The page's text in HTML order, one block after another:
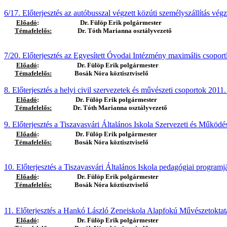
6/17. Előterjesztés az autóbusszal végzett közúti személyszállítás
Előadó:
Dr. Fülöp Erik polgármester
Témafelelős: Dr. Tóth Marianna osztályvezető
7/20. Előterjesztés az Egyesített Óvodai Intézmény maximális
Előadó:
Dr. Fülöp Erik polgármester
Témafelelős: Bosák Nóra köztisztviselő
8. Előterjesztés a helyi civil szervezetek és művészeti csoportok
Előadó:
Dr. Fülöp Erik polgármester
Témafelelős: Dr. Tóth Marianna osztályvezető
9. Előterjesztés a Tiszavasvári Általános Iskola Szervezeti és
Előadó:
Dr. Fülöp Erik polgármester
Témafelelős: Bosák Nóra köztisztviselő
10. Előterjesztés a Tiszavasvári Általános Iskola pedagógiai
Előadó:
Dr. Fülöp Erik polgármester
Témafelelős: Bosák Nóra köztisztviselő
11. Előterjesztés a Hankó László Zeneiskola Alapfokú
Előadó:
Dr. Fülöp Erik polgármester